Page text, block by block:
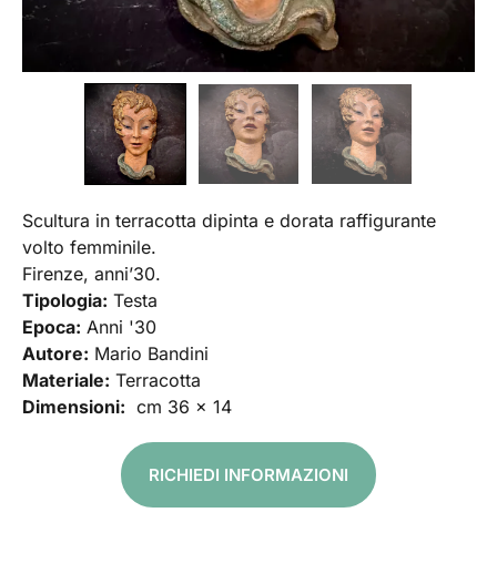
Scultura in terracotta dipinta e dorata raffigurante
volto femminile.
Firenze, anni’30.
Tipologia: Testa
Epoca: Anni '30
Autore: Mario Bandini
Materiale: Terracotta
Dimensioni: cm 36 x 14
RICHIEDI INFORMAZIONI